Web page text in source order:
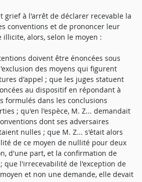
grief à l'arrêt de déclarer recevable la
conventions et de prononcer leur
alors, selon le moyen :
doivent être énoncées sous
des moyens qui figurent
d'appel ; que les juges statuent
au dispositif en répondant à
formulés dans les conclusions
; qu'en l'espèce, M. Z... demandait
dont ses adversaires
nulles ; que M. Z... s'était alors
de ce moyen de nullité pour deux
d'une part, et la confirmation de
que l'irrecevabilité de l'exception de
et non une demande, elle devait